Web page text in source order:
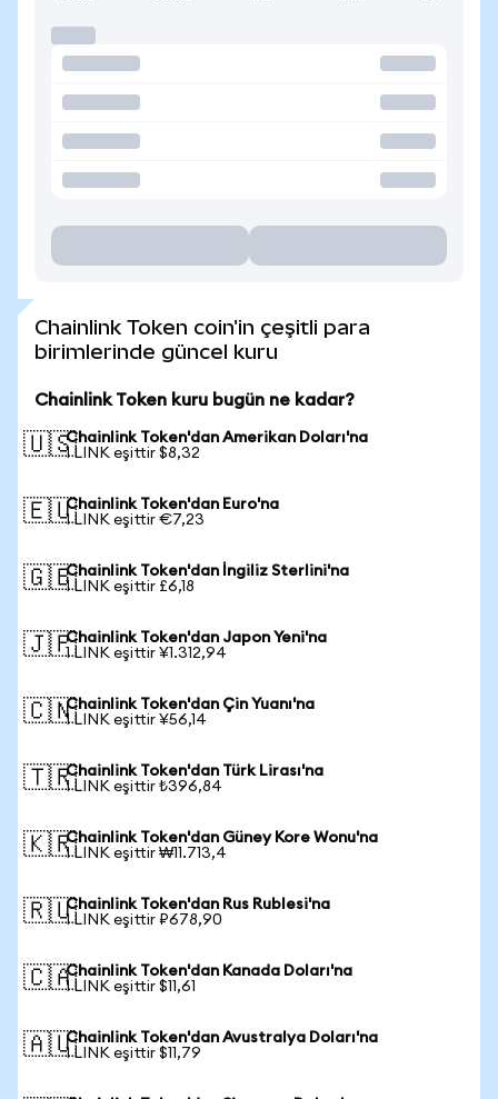
Chainlink Token coin'in çeşitli para
birimlerinde güncel kuru
Chainlink Token kuru bugün ne kadar?
🇺🇸Chainlink Token'dan Amerikan Doları'na
1 LINK eşittir $8,32
🇪🇺Chainlink Token'dan Euro'na
1 LINK eşittir €7,23
🇬🇧Chainlink Token'dan İngiliz Sterlini'na
1 LINK eşittir £6,18
🇯🇵Chainlink Token'dan Japon Yeni'na
1 LINK eşittir ¥1.312,94
🇨🇳Chainlink Token'dan Çin Yuanı'na
1 LINK eşittir ¥56,14
🇹🇷Chainlink Token'dan Türk Lirası'na
1 LINK eşittir ₺396,84
🇰🇷Chainlink Token'dan Güney Kore Wonu'na
1 LINK eşittir ₩11.713,4
🇷🇺Chainlink Token'dan Rus Rublesi'na
1 LINK eşittir ₽678,90
🇨🇦Chainlink Token'dan Kanada Doları'na
1 LINK eşittir $11,61
🇦🇺Chainlink Token'dan Avustralya Doları'na
1 LINK eşittir $11,79